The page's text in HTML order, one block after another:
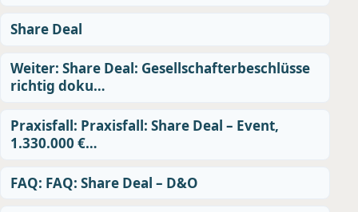
Share Deal
Weiter: Share Deal: Gesellschafterbeschlüsse
richtig doku…
Praxisfall: Praxisfall: Share Deal – Event,
1.330.000 €…
FAQ: FAQ: Share Deal – D&O